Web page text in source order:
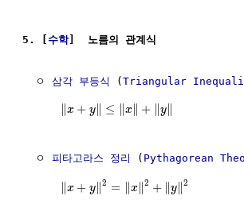
5. [ 수학]  노름의 관계식
  ㅇ
삼각 부등식 ( Triangular
∥x + y∥ ≤ ∥x∥ + ∥y∥
  ㅇ
피타고라스 정리 ( Pythagorean
∥x + y∥2 = ∥x∥2 + ∥y∥2